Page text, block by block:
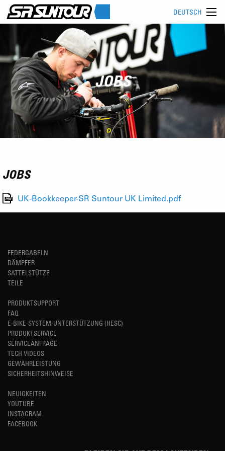
DEUTSCH
JOBS
JOBS
UK-Bookkeeper-SR Suntour UK Limited.pdf
FEDERGABELN
DÄMPFER
SATTELSTÜTZE
TEILE
PRODUKTSUPPORT
FAQ
E-BIKE-SYSTEM-UNTERSTÜTZUNG (HESC)
PRODUKTSERVICE
SERVICEANFRAGE
TECH VIDEOS
GEWÄHRLEISTUNG
SICHERHEITSHINWEISE
NEUIGKEITEN
YOUTUBE
INSTAGRAM
FACEBOOK